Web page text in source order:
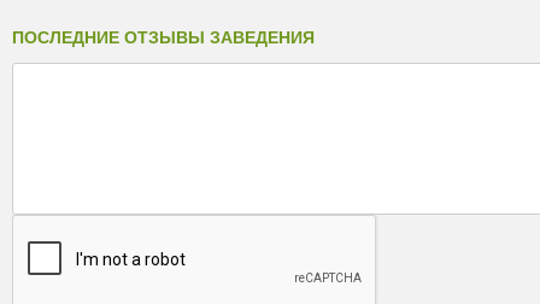
ПОСЛЕДНИЕ ОТЗЫВЫ ЗАВЕДЕНИЯ